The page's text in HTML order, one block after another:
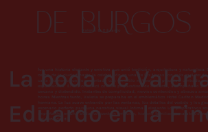
DE BURGOS
Valeria & Eduardo
fue una historia elegante y emotiva que unió tradición, arquitectura y naturaleza.
centro de la ciudad hasta la celebración en una de las fincas con más carácter
cada momento fue documentado con un estilo natural, sin posados, centrado en
espontáneos. El día comenzó con los preparativos de Eduardo, acompañado
cercano y distendido. Instantes de complicidad, nervios contenidos y abrazos
hermana. La luz suave entrando por las ventanas, los detalles del vestido y los
escenario perfecto para una narrativa visual íntima y elegante. Los preparativos
importantes en una boda: concentran emoción, historia familiar y una atmósfera
del resto del día.
La boda de
Eduardo en la